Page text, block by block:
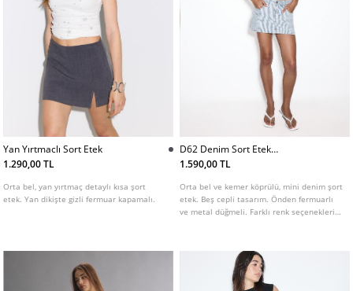
Yan Yırtmaclı Sort Etek
1.290,00 TL
Orta bel, yan yırtmaç detaylı kısa şort
etek. Yan dikişte gizli fermuar kapamalı.
D62 Denim Sort Etek
L01283422
1.590,00 TL
Orta bel ve kemer köprülü, mini denim şort
etek. Beş cepli tasarım. Önden fermuarlı
ve metal düğmeli. Farklı renk seçenekleri